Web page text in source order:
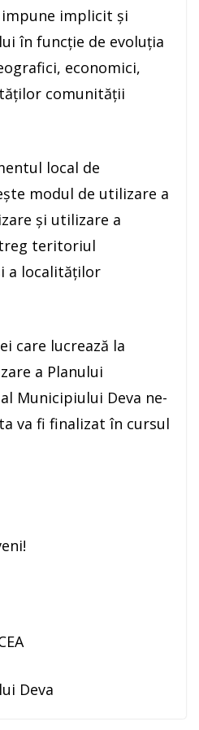
impune implicit și
în funcție de evoluția
economici,
comunității
local de
modul de utilizare a
şi utilizare a
teritoriul
a localităților
care lucrează la
a Planului
Municipiului Deva ne-
va fi finalizat în cursul
Deva